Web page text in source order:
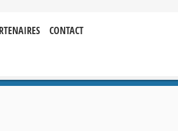
CONTACT